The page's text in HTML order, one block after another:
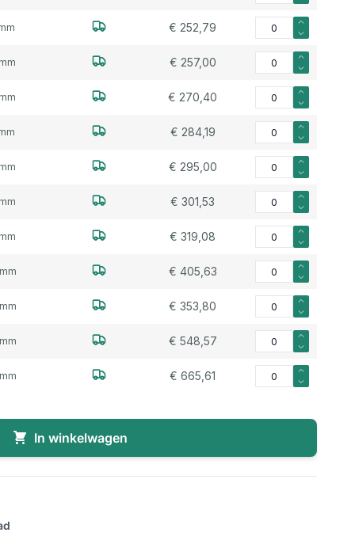
€ 252,79 Aantal voor
€ 257,00 Aantal voor
€ 270,40 Aantal voor
€ 284,19 Aantal voor
€ 295,00 Aantal voor
€ 301,53 Aantal voor
€ 319,08 Aantal voor
€ 405,63 Aantal voor
€ 353,80 Aantal voor
€ 548,57 Aantal voor
€ 665,61 Aantal voor
In winkelwagen